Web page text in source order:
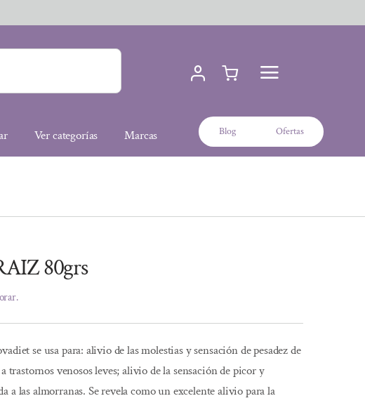
Ver categorías Marcas Blog Ofertas
80grs
se usa para: alivio de las molestias y sensación de pesadez de
trastornos venosos leves; alivio de la sensación de picor y
a las almorranas. Se revela como un excelente alivio para la